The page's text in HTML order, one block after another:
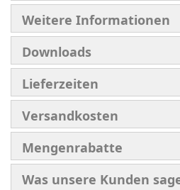
Weitere Informationen
Downloads
Lieferzeiten
Versandkosten
Mengenrabatte
Was unsere Kunden